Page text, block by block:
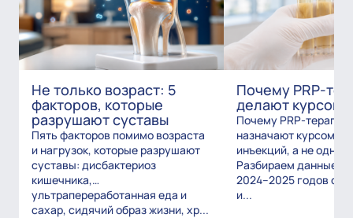
Не только возраст: 5
факторов, которые
разрушают суставы
Пять факторов помимо возраста
и нагрузок, которые разрушают
суставы: дисбактериоз
кишечника,
ультрапереработанная еда и
сахар, сидячий образ жизни, хр...
Почему PRP-
делают курсом?
Почему PRP-
назначают курсом из
инъекций, а не
Разбираем данные
2024–2025 годов о
и...